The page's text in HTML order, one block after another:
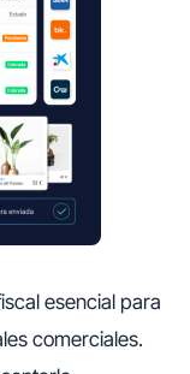
esencial para
comerciales.